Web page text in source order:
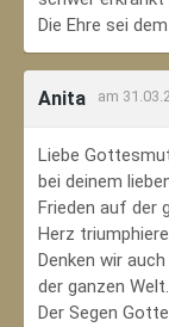
Die Ehre sei
Anita am
Liebe
bei deinem
Frieden auf der
Herz
Denken wir
der ganzen Welt.
Der Segen